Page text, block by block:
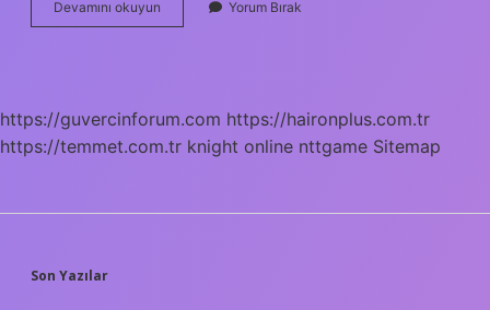
Devamını okuyun
Astıma
Gelir
Yorum Bırak
https://guvercinforum.com https://haironplus.com.tr
https://temmet.com.tr knight online nttgame Sitemap
SIDEBAR
Son Yazılar